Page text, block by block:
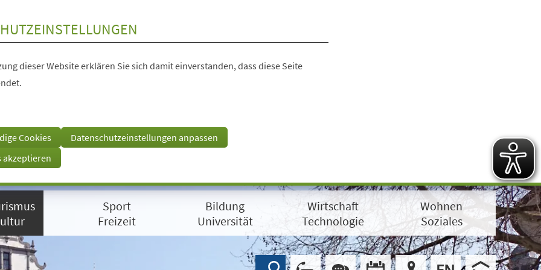
dieser Website erklären Sie sich damit einverstanden, dass diese Seite
Cookies
Datenschutzeinstellungen anpassen
akzeptieren
Sport
Freizeit
Bildung
Universität
Wirtschaft
Technologie
Wohnen
Soziales